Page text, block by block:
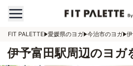
FIT PALETTE 愛媛県のヨガ 今治市のヨガ
伊予富田駅周辺のヨガ